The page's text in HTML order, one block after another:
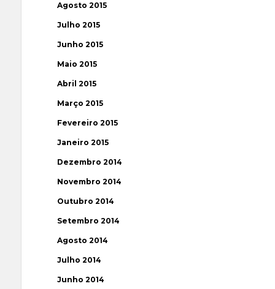
Agosto 2015
Julho 2015
Junho 2015
Maio 2015
Abril 2015
Março 2015
Fevereiro 2015
Janeiro 2015
Dezembro 2014
Novembro 2014
Outubro 2014
Setembro 2014
Agosto 2014
Julho 2014
Junho 2014